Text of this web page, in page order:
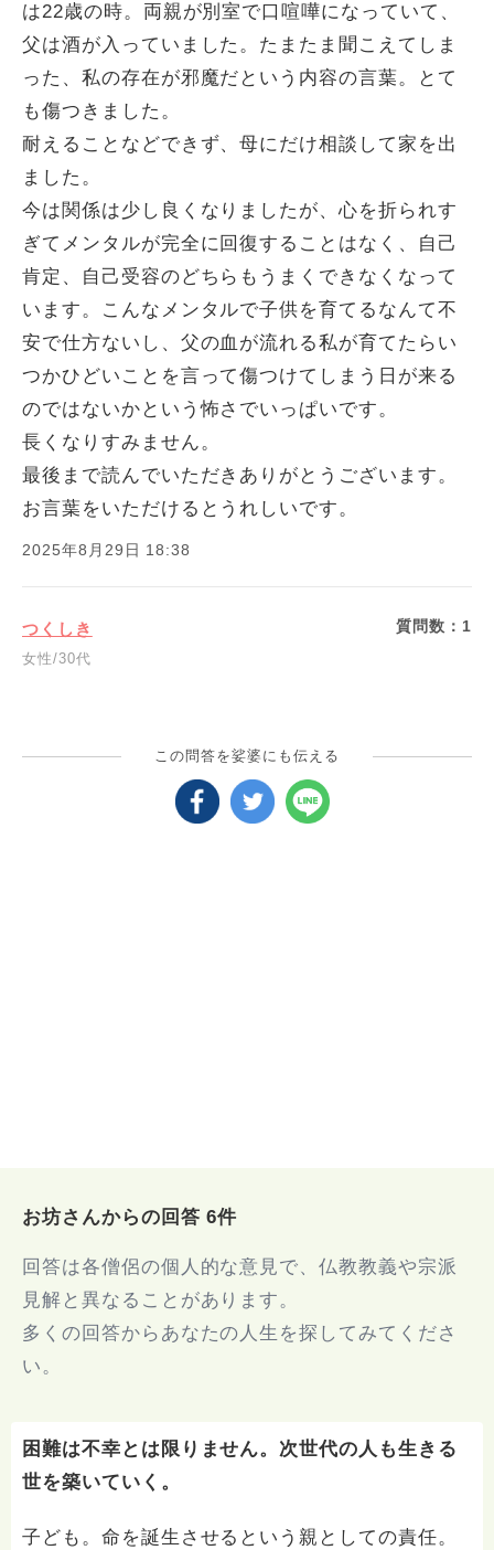
は22歳の時。両親が別室で口喧嘩になっていて、
父は酒が入っていました。たまたま聞こえてしま
った、私の存在が邪魔だという内容の言葉。とて
も傷つきました。
耐えることなどできず、母にだけ相談して家を出
ました。
今は関係は少し良くなりましたが、心を折られす
ぎてメンタルが完全に回復することはなく、自己
肯定、自己受容のどちらもうまくできなくなって
います。こんなメンタルで子供を育てるなんて不
安で仕方ないし、父の血が流れる私が育てたらい
つかひどいことを言って傷つけてしまう日が来る
のではないかという怖さでいっぱいです。
長くなりすみません。
最後まで読んでいただきありがとうございます。
お言葉をいただけるとうれしいです。
2025年8月29日 18:38
つくしき
女性/30代
質問数： 1
この問答を娑婆にも伝える
お坊さんからの回答 6件
回答は各僧侶の個人的な意見で、仏教教義や宗派
見解と異なることがあります。
多くの回答からあなたの人生を探してみてくださ
い。
困難は不幸とは限りません。次世代の人も生きる
世を築いていく。
子ども。命を誕生させるという親としての責任。